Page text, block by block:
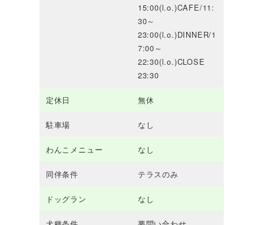
15:00(l.o.)CAFE/11:
30～
23:00(l.o.)DINNER/1
7:00～
22:30(l.o.)CLOSE
23:30
定休日 無休
駐車場 なし
わんこメニュー なし
同伴条件 テラスのみ
ドッグラン なし